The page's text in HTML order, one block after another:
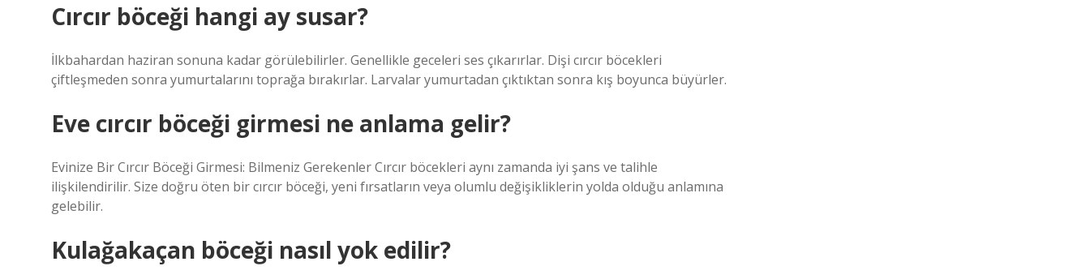
Cırcır böceği hangi ay susar?
İlkbahardan haziran sonuna kadar görülebilirler. Genellikle geceleri ses çıkarırlar. Dişi cırcır böcekleri
çiftleşmeden sonra yumurtalarını toprağa bırakırlar. Larvalar yumurtadan çıktıktan sonra kış boyunca büyürler.
Eve cırcır böceği girmesi ne anlama gelir?
Evinize Bir Cırcır Böceği Girmesi: Bilmeniz Gerekenler Cırcır böcekleri aynı zamanda iyi şans ve talihle
ilişkilendirilir. Size doğru öten bir cırcır böceği, yeni fırsatların veya olumlu değişikliklerin yolda olduğu anlamına
gelebilir.
Kulağakaçan böceği nasıl yok edilir?